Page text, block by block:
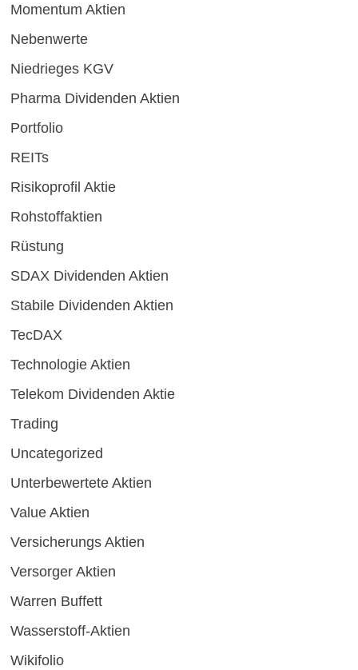
Momentum Aktien
Nebenwerte
Niedrieges KGV
Pharma Dividenden Aktien
Portfolio
REITs
Risikoprofil Aktie
Rohstoffaktien
Rüstung
SDAX Dividenden Aktien
Stabile Dividenden Aktien
TecDAX
Technologie Aktien
Telekom Dividenden Aktie
Trading
Uncategorized
Unterbewertete Aktien
Value Aktien
Versicherungs Aktien
Versorger Aktien
Warren Buffett
Wasserstoff-Aktien
Wikifolio